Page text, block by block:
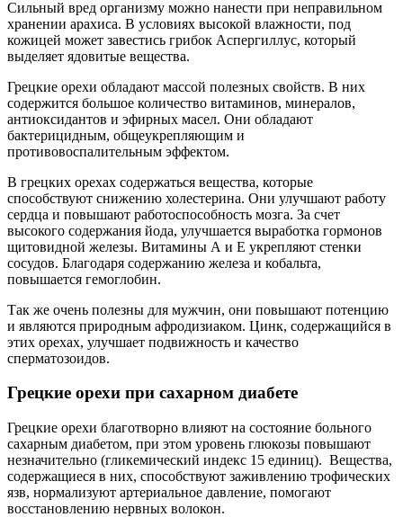
Сильный вред организму можно нанести при неправильном
хранении арахиса. В условиях высокой влажности, под
кожицей может завестись грибок Аспергиллус, который
выделяет ядовитые вещества.
Грецкие орехи обладают массой полезных свойств. В них
содержится большое количество витаминов, минералов,
антиоксидантов и эфирных масел. Они обладают
бактерицидным, общеукрепляющим и
противовоспалительным эффектом.
В грецких орехах содержаться вещества, которые
способствуют снижению холестерина. Они улучшают работу
сердца и повышают работоспособность мозга. За счет
высокого содержания йода, улучшается выработка гормонов
щитовидной железы. Витамины А и Е укрепляют стенки
сосудов. Благодаря содержанию железа и кобальта,
повышается гемоглобин.
Так же очень полезны для мужчин, они повышают потенцию
и являются природным афродизиаком. Цинк, содержащийся в
этих орехах, улучшает подвижность и качество
сперматозоидов.
Грецкие орехи при сахарном диабете
Грецкие орехи благотворно влияют на состояние больного
сахарным диабетом, при этом уровень глюкозы повышают
незначительно (гликемический индекс 15 единиц). Вещества,
содержащиеся в них, способствуют заживлению трофических
язв, нормализуют артериальное давление, помогают
восстановлению нервных волокон.